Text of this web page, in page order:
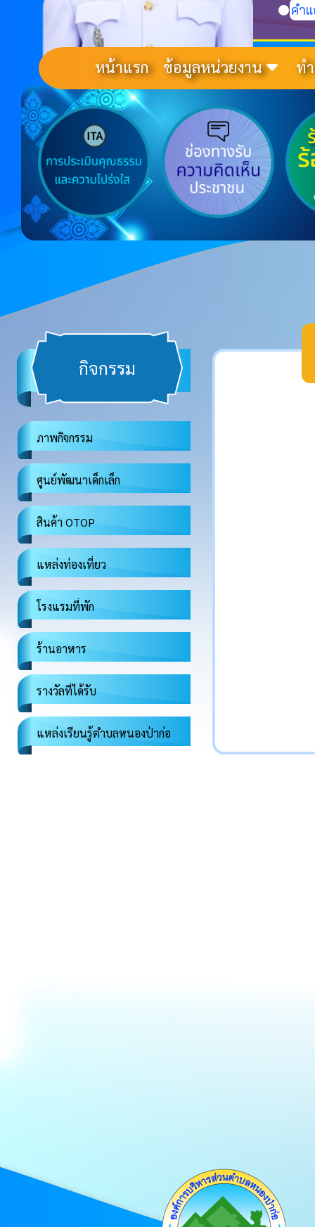
คำ
หน้าแรก ข้อมูลหน่วยงาน ท
กิจกรรม
ภาพกิจกรรม
ศูนย์พัฒนาเด็กเล็ก
สินค้า OTOP
แหล่งท่องเที่ยว
โรงแรมที่พัก
ร้านอาหาร
รางวัลที่ได้รับ
แหล่งเรียนรู้ตำบลหนองป่าก่อ